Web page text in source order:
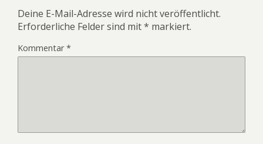
Deine E-Mail-Adresse wird nicht veröffentlicht.
Erforderliche Felder sind mit* markiert.
Kommentar*